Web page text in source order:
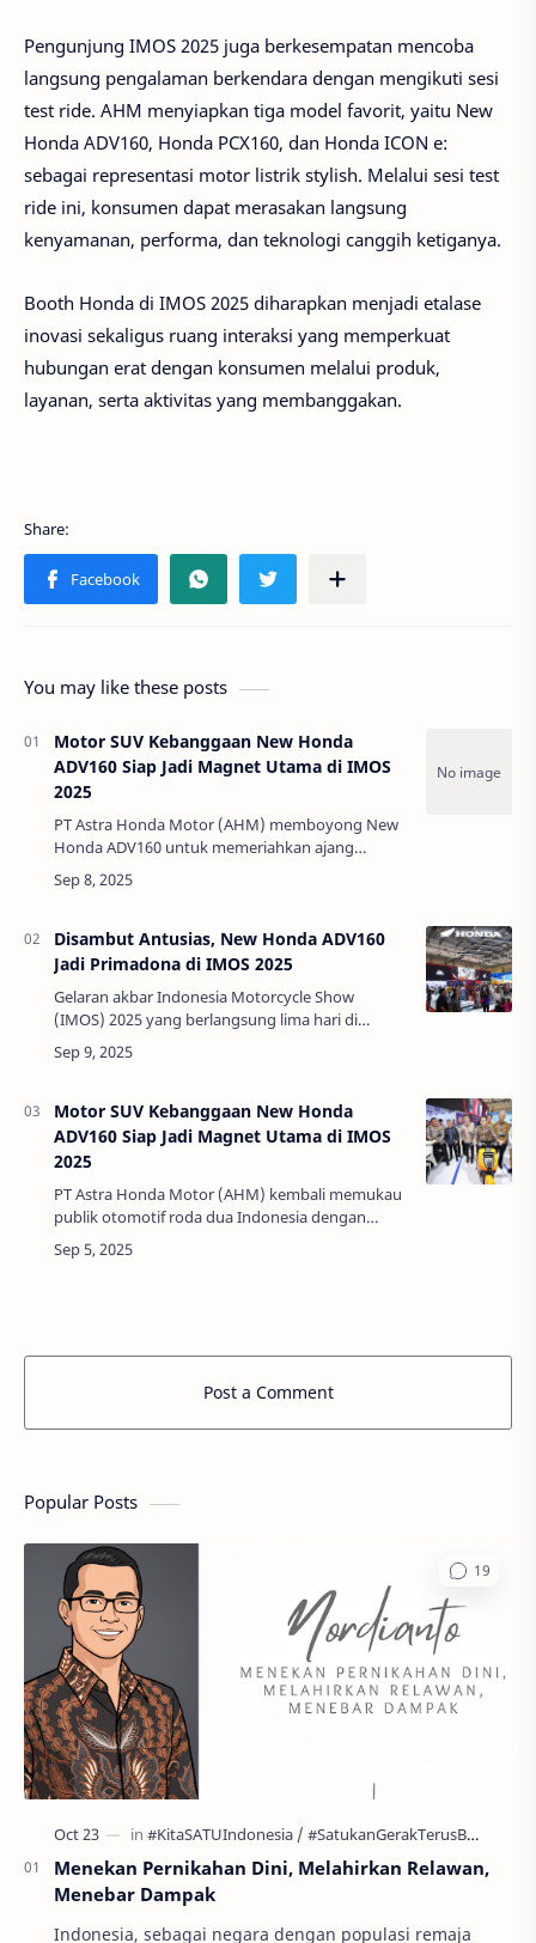
Pengunjung IMOS 2025 juga berkesempatan mencoba
langsung pengalaman berkendara dengan mengikuti sesi
test ride. AHM menyiapkan tiga model favorit, yaitu New
Honda ADV160, Honda PCX160, dan Honda ICON e:
sebagai representasi motor listrik stylish. Melalui sesi test
ride ini, konsumen dapat merasakan langsung
kenyamanan, performa, dan teknologi canggih ketiganya.
Booth Honda di IMOS 2025 diharapkan menjadi etalase
inovasi sekaligus ruang interaksi yang memperkuat
hubungan erat dengan konsumen melalui produk,
layanan, serta aktivitas yang membanggakan.
You may like these posts
Motor SUV Kebanggaan New Honda
ADV160 Siap Jadi Magnet Utama di IMOS
2025
PT Astra Honda Motor (AHM) memboyong New
Honda ADV160 untuk memeriahkan ajang
Indonesia Motorcycle Show (IMOS) 2025 di ICE,
BSD, Tangerang, 24-28 September 2025. Dalam
Disambut Antusias, New Honda ADV160
Jadi Primadona di IMOS 2025
Gelaran akbar Indonesia Motorcycle Show
(IMOS) 2025 yang berlangsung lima hari di
Indonesia Convention Exhibition (ICE) BSD,
Tangerang (24-28 September 2025), resmi
Motor SUV Kebanggaan New Honda
ADV160 Siap Jadi Magnet Utama di IMOS
2025
PT Astra Honda Motor (AHM) kembali memukau
publik otomotif roda dua Indonesia dengan
kehadiran megah mereka di ajang akbar
Indonesia Motorcycle Show (IMOS)
Post a Comment
Popular Posts
Menekan Pernikahan Dini, Melahirkan Relawan,
Menebar Dampak
Indonesia, sebagai negara dengan populasi remaja